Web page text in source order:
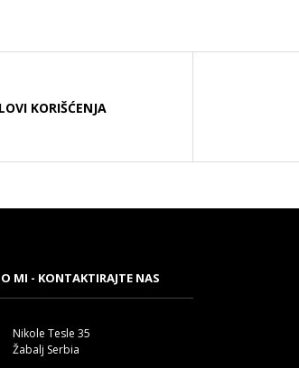
KORIŠĆENJA
MI - KONTAKTIRAJTE NAS
Nikole Tesle 35
Žabalj Serbia